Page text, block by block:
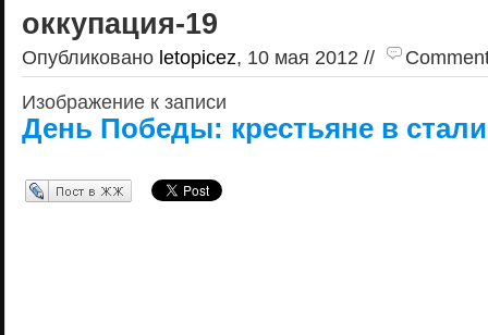
оккупация-19
Опубликовано letopicez, 10 мая 2012 //
Изображение к записи
День Победы: крестьяне в
Перепост в ЖЖ